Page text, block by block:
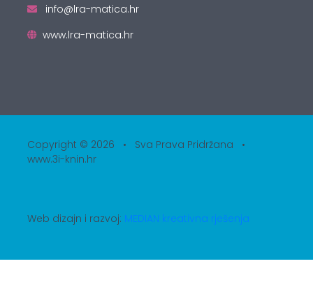
info@lra-matica.hr
www.lra-matica.hr
Copyright © 2026 • Sva Prava Pridržana •
www.3i-knin.hr
Web dizajn i razvoj: MEDIAN kreativna rješenja